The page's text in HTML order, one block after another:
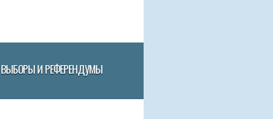
ВЫБОРЫ И РЕФЕРЕНДУМЫ